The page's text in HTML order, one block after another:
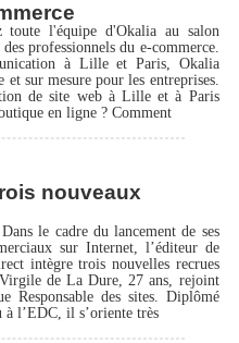
l'équipe d'Okalia au salon
professionnels du e-commerce.
à Lille et Paris, Okalia
et sur mesure pour les entreprises.
de site web à Lille et à Paris
en ligne ? Comment
nouveaux
le cadre du lancement de ses
sur Internet, l’éditeur de
intègre trois nouvelles recrues
de La Dure, 27 ans, rejoint
Responsable des sites. Diplômé
à l’EDC, il s’oriente très